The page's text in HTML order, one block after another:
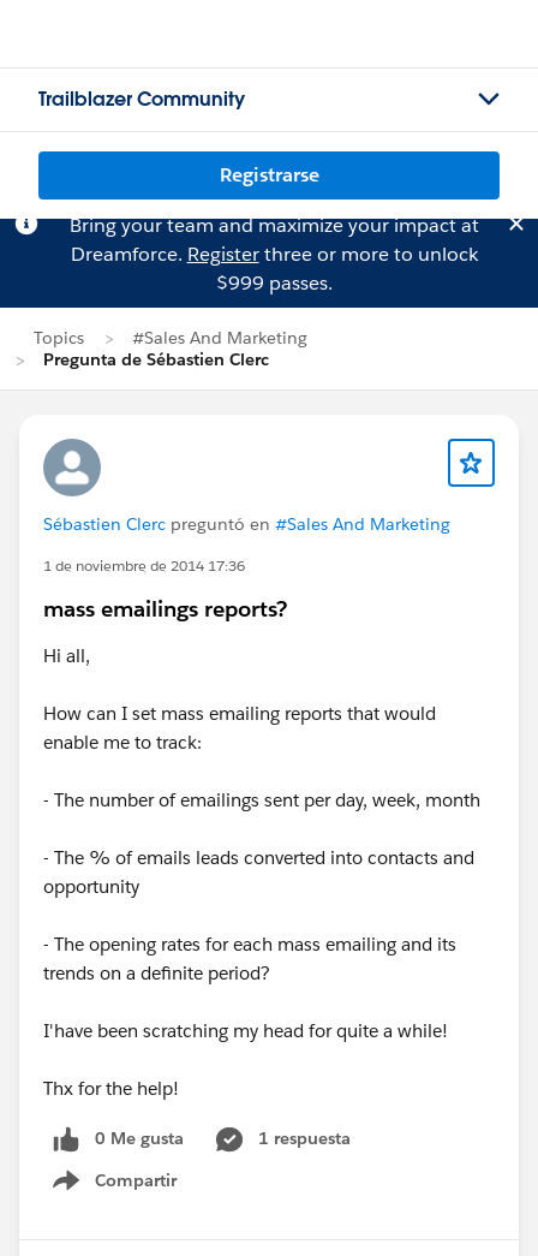
Trailblazer Community
Registrarse
Bring your team and maximize your impact at
Dreamforce. Registerthree or more to unlock
$999 passes.
Topics
#Sales And Marketing
Pregunta de Sébastien Clerc
Sébastien Clerc preguntó en #Sales And Marketing
1 de noviembre de 2014 17:36
mass emailings reports?
Hi all,
How can I set mass emailing reports that would
enable me to track:
- The number of emailings sent per day, week, month
- The % of emails leads converted into contacts and
opportunity
- The opening rates for each mass emailing and its
trends on a definite period?
I'have been scratching my head for quite a while!
Thx for the help!
0 Me gusta
1 respuesta
Compartir
Show menu